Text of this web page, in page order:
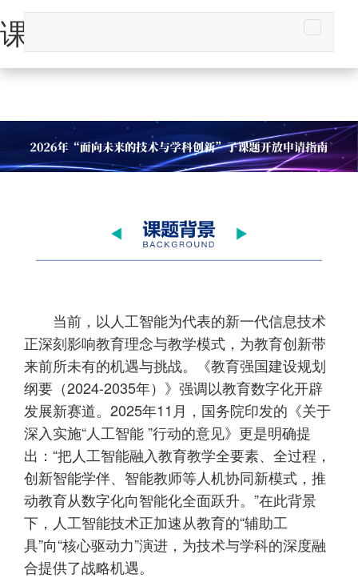
课题背景-新全讯平台
当前，以人工智能为代表的新一代信息技术
正深刻影响教育理念与教学模式，为教育创新带
来前所未有的机遇与挑战。《教育强国建设规划
纲要（2024-2035年）》强调以教育数字化开辟
发展新赛道。2025年11月，国务院印发的《关于
深入实施“人工智能 ”行动的意见》更是明确提
出：“把人工智能融入教育教学全要素、全过程，
创新智能学伴、智能教师等人机协同新模式，推
动教育从数字化向智能化全面跃升。”在此背景
下，人工智能技术正加速从教育的“辅助工
具”向“核心驱动力”演进，为技术与学科的深度融
合提供了战略机遇。